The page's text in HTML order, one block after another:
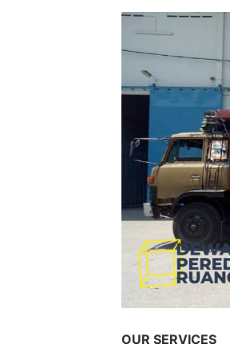
OUR SERVICES